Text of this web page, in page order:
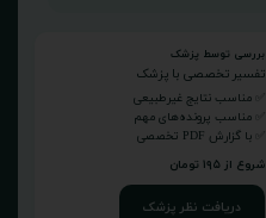
بررسی توسط پزشک
تفسیر تخصصی با پزشک
✅ مناسب نتایج غیرطبیعی
✅ مناسب پرونده‌های مهم
✅ با گزارش PDF تخصصی
شروع از ۱۹۵ تومان
دریافت نظر پزشک